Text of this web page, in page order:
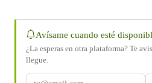
Avísame cuando esté
¿La esperas en otra plataforma? Te
llegue.